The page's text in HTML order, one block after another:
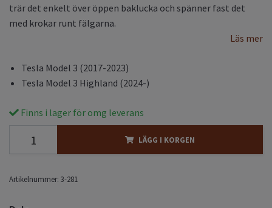
trär det enkelt över öppen baklucka och spänner fast det
med krokar runt fälgarna.
Läs mer
Tesla Model 3 (2017-2023)
Tesla Model 3 Highland (2024-)
Finns i lager för omg leverans
LÄGG I KORGEN
Artikelnummer: 3-281